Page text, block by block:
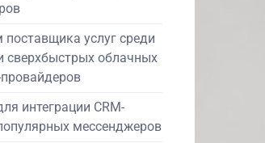
услуг среди
сверхбыстрых облачных
провайдеров
интеграции CRM-
мессенджеров